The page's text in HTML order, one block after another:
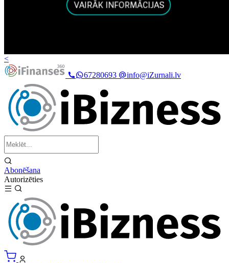
<
67280693
info@iZurnali.lv
Abonēšana
Autorizēties